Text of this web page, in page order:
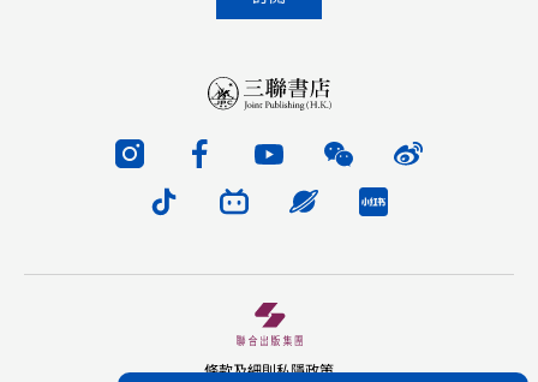
條款及細則私隱政策